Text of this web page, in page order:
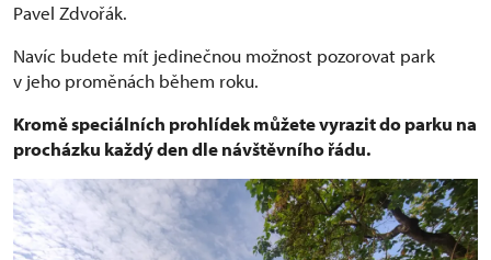
Pavel Zdvořák.
Navíc budete mít jedinečnou možnost pozorovat park
v jeho proměnách během roku.
Kromě speciálních prohlídek můžete vyrazit do parku na
procházku každý den dle návštěvního řádu.